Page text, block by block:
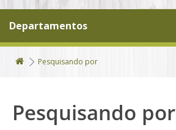
Departamentos
Pesquisando por
Pesquisando por